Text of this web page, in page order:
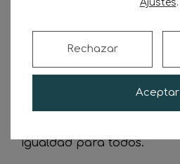
todos los ingresos
diputados a solicitar a la
que asegure, a través
apropiada, que el
transporte paguenn
igualdad para todos.
Ajustes.
Aceptar
Rechazar